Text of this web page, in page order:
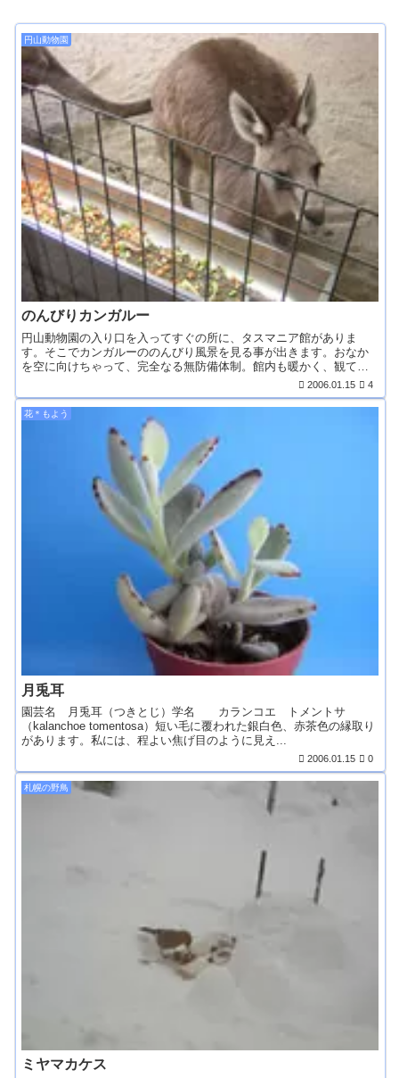
円山動物園
のんびりカンガルー
円山動物園の入り口を入ってすぐの所に、タスマニア館がありま
す。そこでカンガルーののんびり風景を見る事が出きます。おなか
を空に向けちゃって、完全なる無防備体制。館内も暖かく、観てい
2006.01.15 4
花＊もよう
月兎耳
園芸名 月兎耳（つきとじ）学名 カランコエ トメントサ
（kalanchoe tomentosa）短い毛に覆われた銀白色、赤茶色の縁取り
があります。私には、程よい焦げ目のように見え...
2006.01.15 0
札幌の野鳥
ミヤマカケス